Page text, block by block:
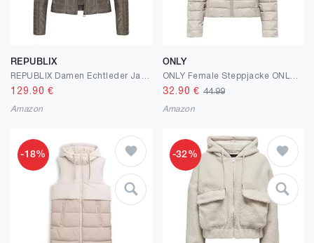
REPUBLIX
129.90 €
Amazon
ONLY
32.90 € 44.99
Amazon
-18% -32%